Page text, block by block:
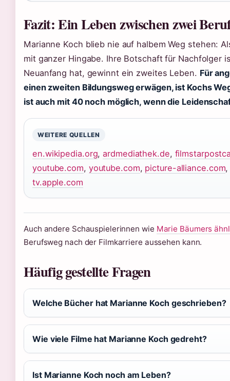
Fazit: Ein Leben zwischen zwei
Marianne Koch blieb nie auf halbem Weg stehen:
mit ganzer Hingabe. Ihre Botschaft für Nachfolger
Neuanfang hat, gewinnt ein zweites Leben. Für
einen zweiten Bildungsweg erwägen, ist Kochs
ist auch mit 40 noch möglich, wenn die
WEITERE QUELLEN
en.wikipedia.org,ardmediathek.de,
youtube.com, youtube.com, picture-alliance.com
tv.apple.com
Auch andere Schauspielerinnen wie Marie Bäumers
Berufsweg nach der Filmkarriere aussehen kann.
Häufig gestellte Fragen
Welche Bücher hat Marianne Koch geschrieben?
Wie viele Filme hat Marianne Koch gedreht?
Ist Marianne Koch noch am Leben?